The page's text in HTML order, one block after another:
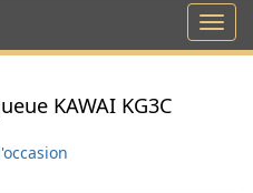
KAWAI KG3C